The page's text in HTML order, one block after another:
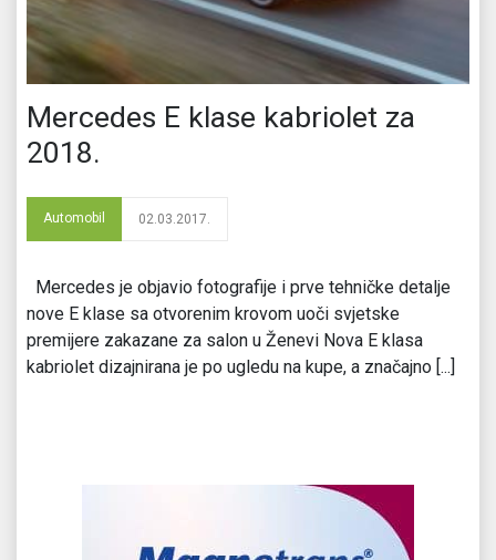
Mercedes E klase kabriolet za
2018.
Automobil 02.03.2017.
Mercedes je objavio fotografije i prve tehničke detalje
nove E klase sa otvorenim krovom uoči svjetske
premijere zakazane za salon u Ženevi Nova E klasa
kabriolet dizajnirana je po ugledu na kupe, a značajno [...]